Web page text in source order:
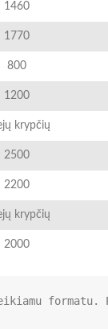
1460
1770
800
1200
krypčių
2500
2200
krypčių
2000